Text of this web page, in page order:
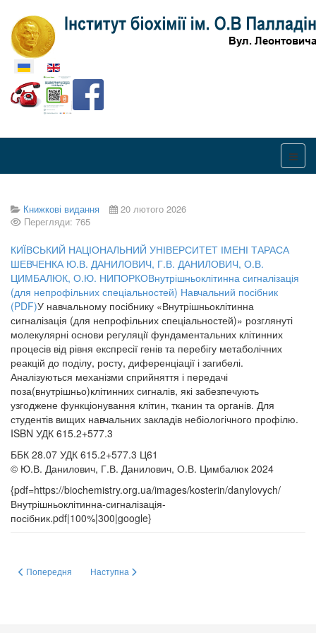
Оберіть свою мову
Книжкові видання
20 лютого 2026
Перегляди: 765
КИЇВСЬКИЙ НАЦІОНАЛЬНИЙ УНІВЕРСИТЕТ ІМЕНІ ТАРАСА
ШЕВЧЕНКА Ю.В. ДАНИЛОВИЧ, Г.В. ДАНИЛОВИЧ, О.В.
ЦИМБАЛЮК, О.Ю. НИПОРКОВнутрішньоклітинна сигналізація
(для непрофільних спеціальностей) Навчальний посібник
(PDF)У навчальному посібнику «Внутрішньоклітинна
сигналізація (для непрофільних спеціальностей)» розглянуті
молекулярні основи регуляції фундаментальних клітинних
процесів від рівня експресії генів та перебігу метаболічних
реакцій до поділу, росту, диференціації і загибелі.
Аналізуються механізми сприйняття і передачі
поза(внутрішньо)клітинних сигналів, які забезпечують
узгоджене функціонування клітин, тканин та органів. Для
студентів вищих навчальних закладів небіологічного профілю.
ISBN УДК 615.2+577.3
ББК 28.07 УДК 615.2+577.3 Ц61
© Ю.В. Данилович, Г.В. Данилович, О.В. Цимбалюк 2024
{pdf=https://biochemistry.org.ua/images/kosterin/danylovych/
Внутрішньоклітинна-сигналізація-
посібник.pdf|100%|300|google}
Попередня стаття: Монографії та підручники співробітників Інституту
Попередня Наступна стаття: СИНТЕЗ ТА БІОЛОГІЧНА
Наступна